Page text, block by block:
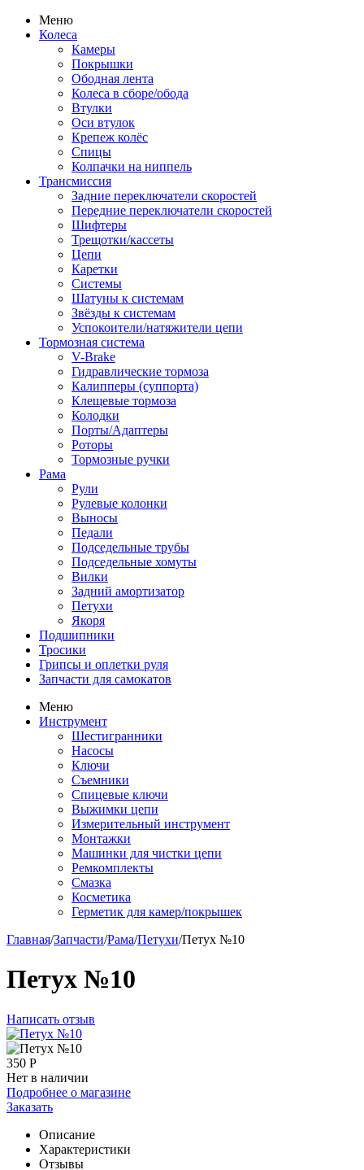
Меню
Колеса
Камеры
Покрышки
Ободная лента
Колеса в сборе/обода
Втулки
Оси втулок
Крепеж колёс
Спицы
Колпачки на ниппель
Трансмиссия
Задние переключатели скоростей
Передние переключатели скоростей
Шифтеры
Трещотки/кассеты
Цепи
Каретки
Системы
Шатуны к системам
Звёзды к системам
Успокоители/натяжители цепи
Тормозная система
V-Brake
Гидравлические тормоза
Калипперы (суппорта)
Клещевые тормоза
Колодки
Порты/Адаптеры
Роторы
Тормозные ручки
Рама
Рули
Рулевые колонки
Выносы
Педали
Подседельные трубы
Подседельные хомуты
Вилки
Задний амортизатор
Петухи
Якоря
Подшипники
Тросики
Грипсы и оплетки руля
Запчасти для самокатов
Меню
Инструмент
Шестигранники
Насосы
Ключи
Съемники
Спицевые ключи
Выжимки цепи
Измерительный инструмент
Монтажки
Машинки для чистки цепи
Ремкомплекты
Смазка
Косметика
Герметик для камер/покрышек
Главная/Запчасти/Рама/Петухи/Петух №10
Петух №10
Написать отзыв
350 Р
Нет в наличии
Подробнее о магазине
Заказать
Описание
Характеристики
Отзывы